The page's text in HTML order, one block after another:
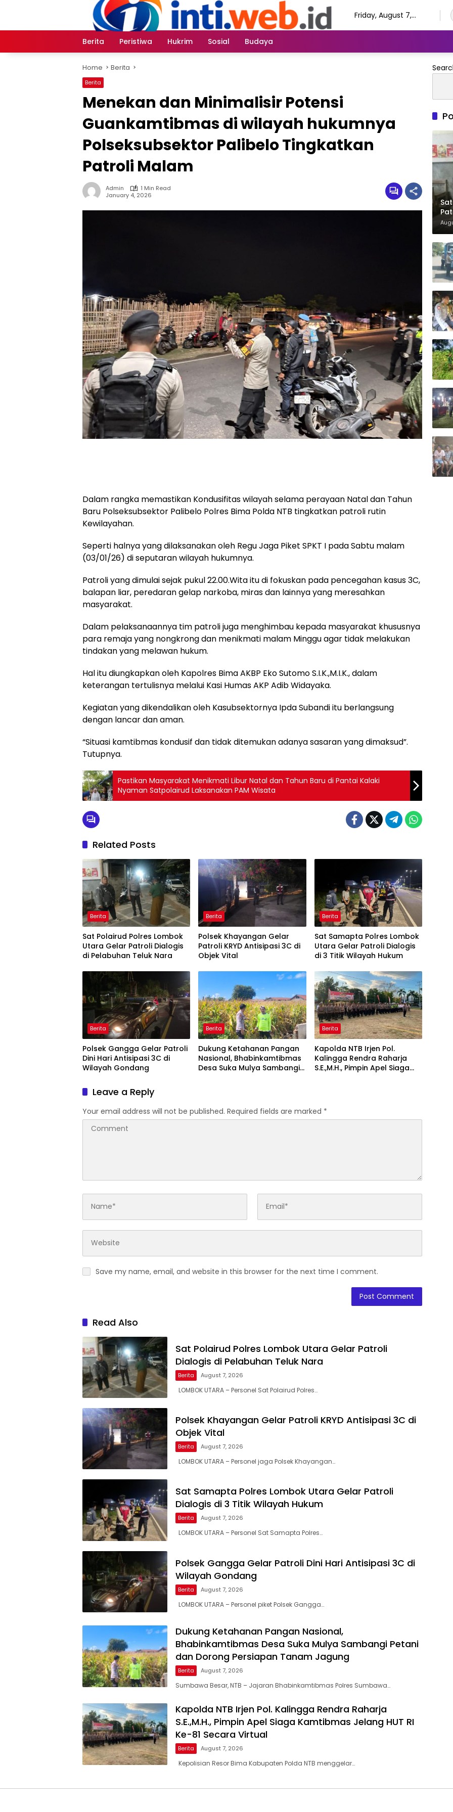
Friday, August 7,
Berita
Peristiwa Hukrim Sosial Budaya
Home Berita
Berita
Menekan dan Minimalisir Potensi
Guankamtibmas di wilayah hukumnya
Polseksubsektor Palibelo Tingkatkan
Patroli Malam
Admin
1 Min Read
January 4, 2026
Dalam rangka memastikan Kondusifitas wilayah selama perayaan Natal dan Tahun
Baru Polseksubsektor Palibelo Polres Bima Polda NTB tingkatkan patroli rutin
Kewilayahan.
Seperti halnya yang dilaksanakan oleh Regu Jaga Piket SPKT I pada Sabtu malam
(03/01/26) di seputaran wilayah hukumnya.
Patroli yang dimulai sejak pukul 22.00.Wita itu di fokuskan pada pencegahan kasus 3C,
balapan liar, peredaran gelap narkoba, miras dan lainnya yang meresahkan
masyarakat.
Dalam pelaksanaannya tim patroli juga menghimbau kepada masyarakat khususnya
para remaja yang nongkrong dan menikmati malam Minggu agar tidak melakukan
tindakan yang melawan hukum.
Hal itu diungkapkan oleh Kapolres Bima AKBP Eko Sutomo S.I.K.,M.I.K., dalam
keterangan tertulisnya melalui Kasi Humas AKP Adib Widayaka.
Kegiatan yang dikendalikan oleh Kasubsektornya Ipda Subandi itu berlangsung
dengan lancar dan aman.
“Situasi kamtibmas kondusif dan tidak ditemukan adanya sasaran yang dimaksud”.
Tutupnya.
Pastikan Masyarakat Menikmati Libur Natal dan Tahun Baru di Pantai Kalaki
Nyaman Satpolairud Laksanakan PAM Wisata
Related Posts
Berita
Sat Polairud Polres Lombok
Utara Gelar Patroli Dialogis
di Pelabuhan Teluk Nara
Berita
Polsek Khayangan Gelar
Patroli KRYD Antisipasi 3C di
Objek Vital
Berita
Sat Samapta Polres Lombok
Utara Gelar Patroli Dialogis
di 3 Titik Wilayah Hukum
Berita
Polsek Gangga Gelar Patroli
Dini Hari Antisipasi 3C di
Wilayah Gondang
Berita
Dukung Ketahanan Pangan
Nasional, Bhabinkamtibmas
Desa Suka Mulya Sambangi
Berita
Kapolda NTB Irjen Pol.
Kalingga Rendra Raharja
S.E.,M.H., Pimpin Apel Siaga
Leave a Reply
Your email address will not be published. Required fields are marked *
Save my name, email, and website in this browser for the next time I comment.
Read Also
Sat Polairud Polres Lombok Utara Gelar Patroli
Dialogis di Pelabuhan Teluk Nara
Berita August 7, 2026
LOMBOK UTARA – Personel Sat Polairud Polres…
Polsek Khayangan Gelar Patroli KRYD Antisipasi 3C di
Objek Vital
Berita August 7, 2026
LOMBOK UTARA – Personel jaga Polsek Khayangan…
Sat Samapta Polres Lombok Utara Gelar Patroli
Dialogis di 3 Titik Wilayah Hukum
Berita August 7, 2026
LOMBOK UTARA – Personel Sat Samapta Polres…
Polsek Gangga Gelar Patroli Dini Hari Antisipasi 3C di
Wilayah Gondang
Berita August 7, 2026
LOMBOK UTARA – Personel piket Polsek Gangga…
Dukung Ketahanan Pangan Nasional,
Bhabinkamtibmas Desa Suka Mulya Sambangi Petani
dan Dorong Persiapan Tanam Jagung
Berita August 7, 2026
Sumbawa Besar, NTB – Jajaran Bhabinkamtibmas Polres Sumbawa…
Kapolda NTB Irjen Pol. Kalingga Rendra Raharja
S.E.,M.H., Pimpin Apel Siaga Kamtibmas Jelang HUT RI
Ke-81 Secara Virtual
Berita August 7, 2026
Kepolisian Resor Bima Kabupaten Polda NTB menggelar…